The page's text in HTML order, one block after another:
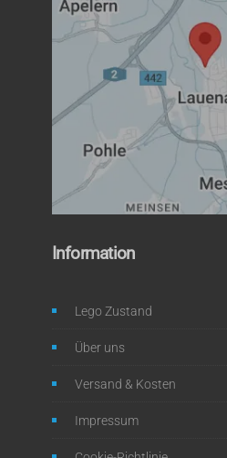
Information
Lego Zustand
Über uns
Versand & Kosten
Impressum